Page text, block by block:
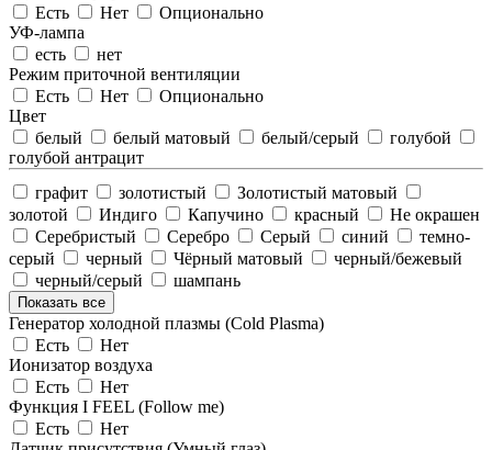
Есть
Нет
Опционально
УФ-лампа
есть
нет
Режим приточной вентиляции
Есть
Нет
Опционально
Цвет
белый
белый матовый белый/серый
голубой
голубой антрацит
графит
золотистый
Золотистый матовый
золотой
Индиго Капучино красный
Не окрашен
Серебристый
Серебро Серый синий
темно-
серый
черный Чёрный матовый
черный/бежевый
черный/серый
шампань
Показать все
Генератор холодной плазмы (Cold Plasma)
Есть
Нет
Ионизатор воздуха
Есть
Нет
Функция I FEEL (Follow me)
Есть
Нет